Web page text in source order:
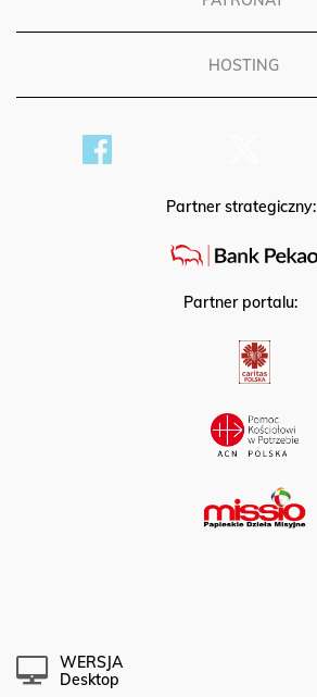
PATRONAT
HOSTING
Partner strategiczny:
Partner portalu:
WERSJA
Desktop